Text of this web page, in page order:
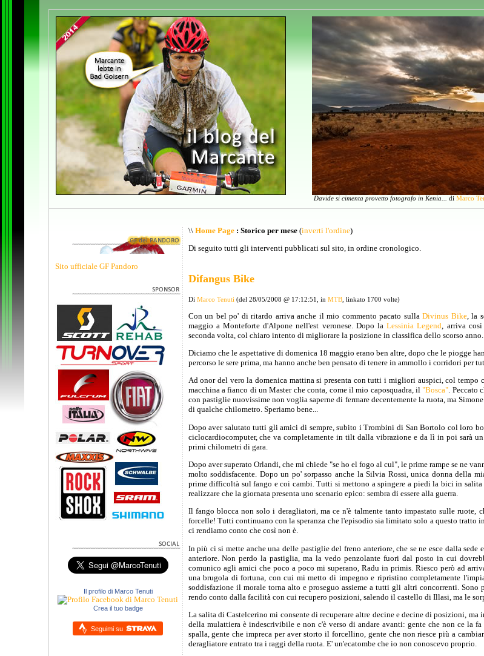
Davide si cimenta provetto fotografo in Kenia... di Marco
Sito ufficiale GF Pandoro
Il profilo di Marco Tenuti
Crea il tuo badge
Seguimi su
\\ Home Page: Storico per mese(inverti l'ordine)
Di seguito tutti gli interventi pubblicati sul sito, in ordine cronologico.
Difangus Bike
Di Marco Tenuti(del 28/05/2008 @ 17:12:51, in MTB, linkato 1700 volte)
Con un bel po' di ritardo arriva anche il mio commento pacato sullaDivinus Bike, la
maggio a Monteforte d'Alpone nell'est veronese. Dopo laLessinia Legend , arriva
seconda volta, col chiaro intento di migliorare la posizione in classifica dello scorso anno.
Diciamo che le aspettative di domenica 18 maggio erano ben altre, dopo che le piogge
percorso le sere prima, ma hanno anche ben pensato di tenere in ammollo i corridori per
Ad onor del vero la domenica mattina si presenta con tutti i migliori auspici, col tempo
macchina a fianco di un Master che conta, come il mio caposquadra, il"Bosca". Peccato
con pastiglie nuovissime non voglia saperne di fermare decentemente la ruota, ma
di qualche chilometro. Speriamo bene...
Dopo aver salutato tutti gli amici di sempre, subito i Trombini di San Bortolo col loro
ciclocardiocomputer, che va completamente in tilt dalla vibrazione e da lì in poi sarà
primi chilometri di gara.
Dopo aver superato Orlandi, che mi chiede "se ho el fogo al cul", le prime rampe se ne
molto soddisfacente. Dopo un po' sorpasso anche la Silvia Rossi, unica donna della
prime difficoltà sul fango e coi cambi. Tutti si mettono a spingere a piedi la bici in
realizzare che la giornata presenta uno scenario epico: sembra di essere alla guerra.
Il fango blocca non solo i deragliatori, ma ce n'è talmente tanto impastato sulle ruote,
forcelle! Tutti continuano con la speranza che l'episodio sia limitato solo a questo tratto
ci rendiamo conto che così non è.
In più ci si mette anche una delle pastiglie del freno anteriore, che se ne esce dalla
anteriore. Non perdo la pastiglia, ma la vedo penzolante fuori dal posto in cui
comunico agli amici che poco a poco mi superano, Radu in primis. Riesco però ad
una brugola di fortuna, con cui mi metto di impegno e ripristino completamente
soddisfazione il morale torna alto e proseguo assieme a tutti gli altri concorrenti. Sono
rendo conto dalla facilità con cui recupero posizioni, salendo il castello di Illasi, ma le
La salita di Castelcerino mi consente di recuperare altre decine e decine di posizioni,
della mulattiera è indescrivibile e non c'è verso di andare avanti: gente che non ce la
spalla, gente che impreca per aver storto il forcellino, gente che non riesce più a
deragliatore entrato tra i raggi della ruota. E' un'ecatombe che io non conoscevo proprio.